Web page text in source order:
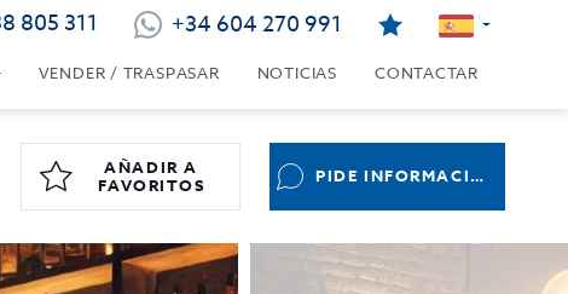
805 311 +34 604 270 991
VENDER / TRASPASAR NOTICIAS CONTACTAR
AÑADIR A
FAVORITOS
PIDE INFORMACIÓN